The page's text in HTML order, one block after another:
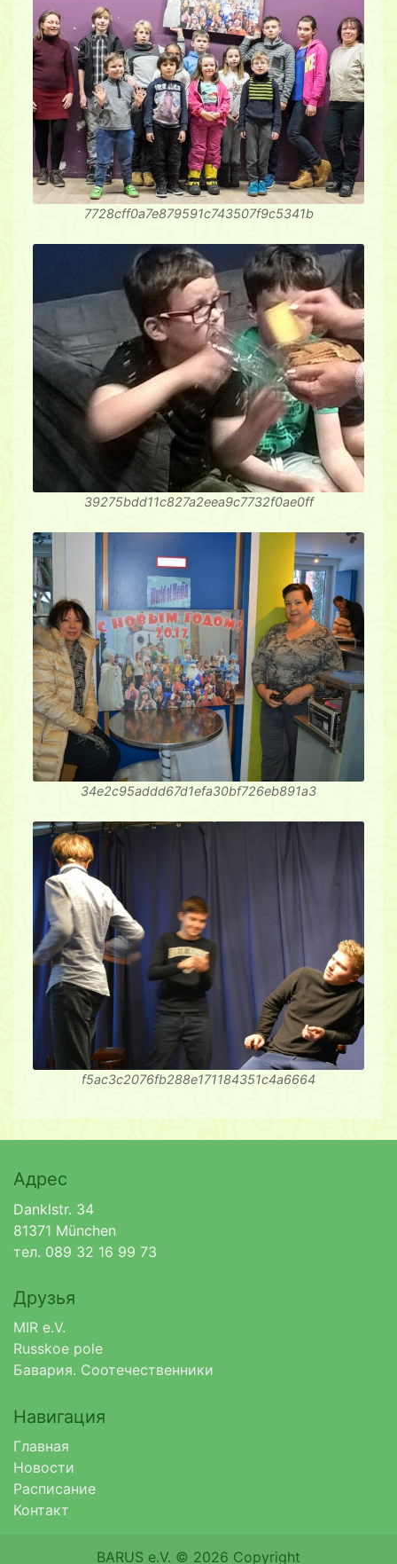
7728cff0a7e879591c743507f9c5341b
39275bdd11c827a2eea9c7732f0ae0ff
34e2c95addd67d1efa30bf726eb891a3
f5ac3c2076fb288e171184351c4a6664
Адрес
Danklstr. 34
81371 München
тел. 089 32 16 99 73
Друзья
MIR e.V.
Russkoe pole
Бавария. Соотечественники
Навигация
Главная
Новости
Расписание
Контакт
BARUS e.V. © 2026 Copyright